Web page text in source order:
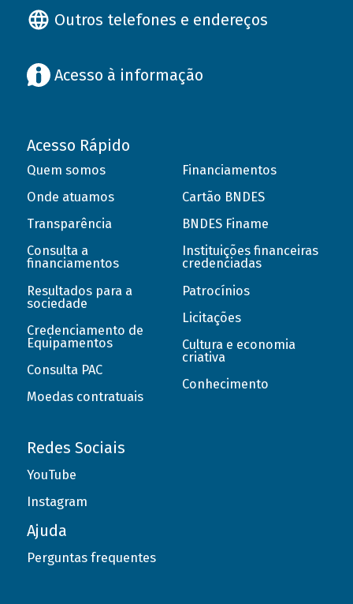
Outros telefones e endereços
Acesso à informação
Acesso Rápido
Quem somos
Onde atuamos
Transparência
Consulta a
financiamentos
Resultados para a
sociedade
Credenciamento de
Equipamentos
Consulta PAC
Moedas contratuais
Financiamentos
Cartão BNDES
BNDES Finame
Instituições financeiras
credenciadas
Patrocínios
Licitações
Cultura e economia
criativa
Conhecimento
Redes Sociais
YouTube
Instagram
Ajuda
Perguntas frequentes